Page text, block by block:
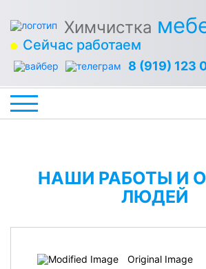
Химчистка
Сейчас работаем
8 (919) 123
НАШИ РАБОТЫ И
ЛЮДЕЙ